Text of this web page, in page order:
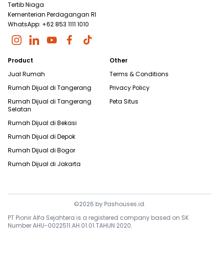
Tertib Niaga
Kementerian Perdagangan RI
WhatsApp: +62 853 1111 1010
Product
Jual Rumah
Rumah Dijual di Tangerang
Rumah Dijual di Tangerang
Selatan
Rumah Dijual di Bekasi
Rumah Dijual di Depok
Rumah Dijual di Bogor
Rumah Dijual di Jakarta
Other
Terms & Conditions
Privacy Policy
Peta Situs
©2026 by Pashouses.id.
PT Pionir Alfa Sejahtera is a registered company based on SK
Number AHU-0022511.AH.01.01.TAHUN 2020.